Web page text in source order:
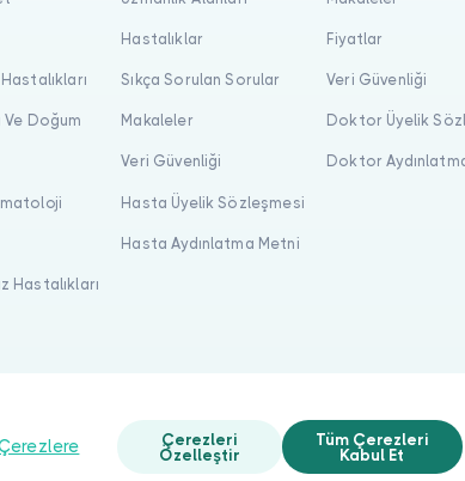
Çerezleri
Özelleştir
Tüm Çerezleri
Kabul Et
Ve Doğum
Hastalıkları
Hastalıklar
Sıkça Sorulan Sorular
Makaleler
Veri Güvenliği
Hasta Üyelik Sözleşmesi
Hasta Aydınlatma Metni
Fiyatlar
Veri Güvenliği
Doktor Üyelik
Doktor